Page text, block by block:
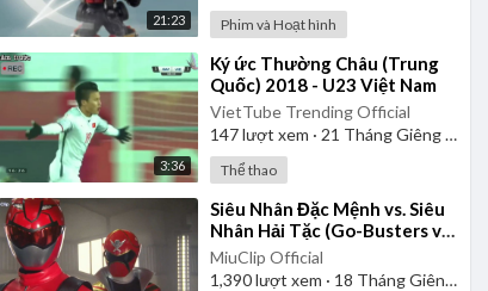
21:23 Phim và Hoạt hình
3:36
⁣Ký ức Thường Châu (Trung
Quốc) 2018 - U23 Việt Nam
VietTube Trending Official
147lượt xem · 21 Tháng Giêng 2025
Thể thao
⁣Siêu Nhân Đặc Mệnh vs. Siêu
Nhân Hải Tặc (Go-Busters vs.
Gokaiger) | Vietsub
MiuClip Official
1,390lượt xem · 18 Tháng Giêng 2025